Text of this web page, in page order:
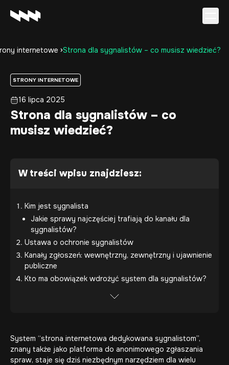
Realizacje
O firmie
Kariera
Baza wiedzy
Kontakt
internetowe Strona dla sygnalistów – co musisz wiedzieć?
STRONY INTERNETOWE
16 lipca 2025
Strona dla sygnalistów – co
musisz wiedzieć?
W treści wpisu znajdziesz:
Kim jest sygnalista
Jakie sprawy najczęściej trafiają do kanału dla
sygnalistów?
Ustawa o ochronie sygnalistów
Kanały zgłoszeń: wewnętrzny, zewnętrzny i ujawnienie
publiczne
Kto ma obowiązek wdrożyć system dla sygnalistów?
System “strona internetowa dedykowana sygnalistom”,
znany także jako platforma do anonimowego zgłaszania
spraw, staje się dziś niezbędnym narzędziem dla wielu